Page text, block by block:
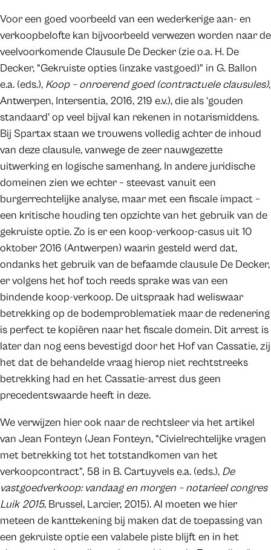
Voor een goed voorbeeld van een wederkerige aan- en
verkoopbelofte kan bijvoorbeeld verwezen worden naar de
veelvoorkomende Clausule De Decker (zie o.a. H. De
Decker, “Gekruiste opties (inzake vastgoed)” in G. Ballon
e.a. (eds.), Koop – onroerend goed (contractuele clausules),
Antwerpen, Intersentia, 2016, 219 e.v.), die als ‘gouden
standaard’ op veel bijval kan rekenen in notarismiddens.
Bij Spartax staan we trouwens volledig achter de inhoud
van deze clausule, vanwege de zeer nauwgezette
uitwerking en logische samenhang. In andere juridische
domeinen zien we echter – steevast vanuit een
burgerrechtelijke analyse, maar met een fiscale impact –
een kritische houding ten opzichte van het gebruik van de
gekruiste optie. Zo is er een koop-verkoop-casus uit 10
oktober 2016 (Antwerpen) waarin gesteld werd dat,
ondanks het gebruik van de befaamde clausule De Decker,
er volgens het hof toch reeds sprake was van een
bindende koop-verkoop. De uitspraak had weliswaar
betrekking op de bodemproblematiek maar de redenering
is perfect te kopiëren naar het fiscale domein. Dit arrest is
later dan nog eens bevestigd door het Hof van Cassatie, zij
het dat de behandelde vraag hierop niet rechtstreeks
betrekking had en het Cassatie-arrest dus geen
precedentswaarde heeft in deze.
We verwijzen hier ook naar de rechtsleer via het artikel
van Jean Fonteyn (Jean Fonteyn, “Civielrechtelijke vragen
met betrekking tot het totstandkomen van het
verkoopcontract”, 58 in B. Cartuyvels e.a. (eds.), De
vastgoedverkoop: vandaag en morgen – notarieel congres
Luik 2015, Brussel, Larcier, 2015). Al moeten we hier
meteen de kanttekening bij maken dat de toepassing van
een gekruiste optie een valabele piste blijft en in het